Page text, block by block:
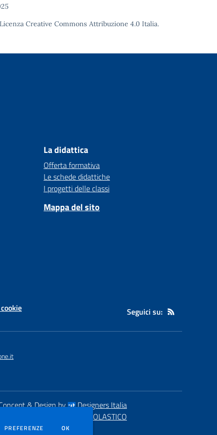
Licenza Creative Commons Attribuzione 4.0 Italia.
La didattica
Offerta formativa
Le schede didattiche
I progetti delle classi
Mappa del sito
Seguici su:
& Design by
Designers Italia
SCUOLASTICO
PREFERENZE DEI COOKIE
OK